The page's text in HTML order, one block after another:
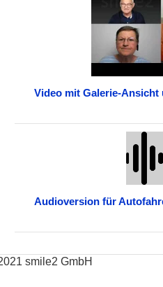
Video mit Galerie-Ansicht
Audioversion für
smile2 GmbH